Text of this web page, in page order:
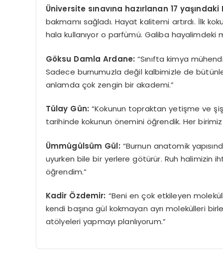
Üniversite sınavına hazırlanan 17
bakmamı sağladı. Hayat kalitemi artırdı. İlk
hala kullanıyor o parfümü. Galiba hayalimdeki
Göksu Damla Ardane: “Sınıfta kimya
Sadece burnumuzla değil kalbimizle de
anlamda çok zengin bir akademi.”
Tülay Gün: “Kokunun topraktan yetişme ve
tarihinde kokunun önemini öğrendik. Her birimiz
Ümmügülsüm Gül: “Burnun anatomik
uyurken bile bir yerlere götürür. Ruh halimizin
öğrendim.”
Kadir Özdemir: “Beni en çok etkileyen
kendi başına gül kokmayan ayrı molekülleri
atölyeleri yapmayı planlıyorum.”